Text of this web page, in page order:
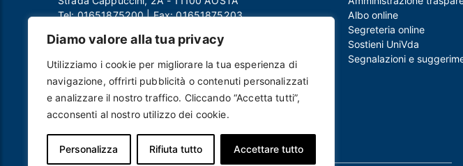
Diamo valore alla tua privacy
Utilizziamo i cookie per migliorare la tua esperienza di
navigazione, offrirti pubblicità o contenuti personalizzati
e analizzare il nostro traffico. Cliccando “Accetta tutti”,
acconsenti al nostro utilizzo dei cookie.
Personalizza Rifiuta tutto Accettare tutto
Tel:01651875200| Fax:01651875203
Mail Responsabile Protezione dei Dati:
rpd@univda.it
Posta certificata:protocollo@pec.univda.it
P.IVA 01040890079 e C.F. 91041130070
Codice Univoco Ufficio: UF2EU2
Nome ufficio: Uff_eFatturaPA
Codice IPA: uvdau_ao
Albo online
Segreteria online
Sostieni UniVda
Segnalazioni e